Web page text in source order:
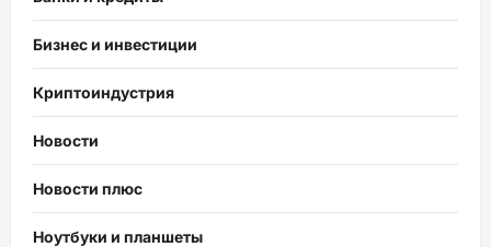
Бизнес и инвестиции
Криптоиндустрия
Новости
Новости плюс
Ноутбуки и планшеты